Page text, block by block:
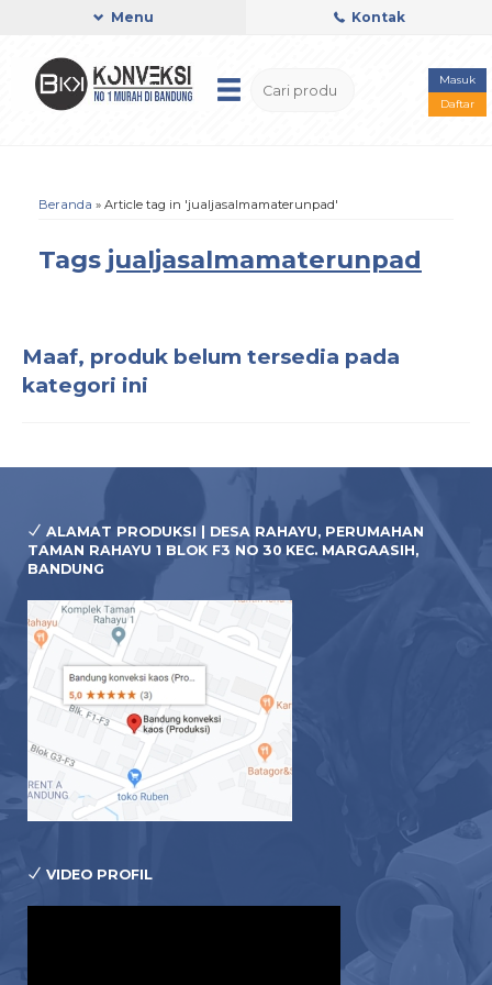
Menu Kontak
Masuk
Daftar
Beranda » Article tag in 'jualjasalmamaterunpad'
Tags jualjasalmamaterunpad
Maaf, produk belum tersedia pada
kategori ini
ALAMAT PRODUKSI | DESA RAHAYU, PERUMAHAN
TAMAN RAHAYU 1 BLOK F3 NO 30 KEC. MARGAASIH,
BANDUNG
VIDEO PROFIL